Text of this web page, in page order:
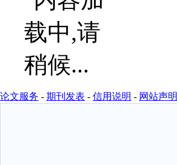
论文服务 - 期刊发表 - 信用说明 - 网站声明